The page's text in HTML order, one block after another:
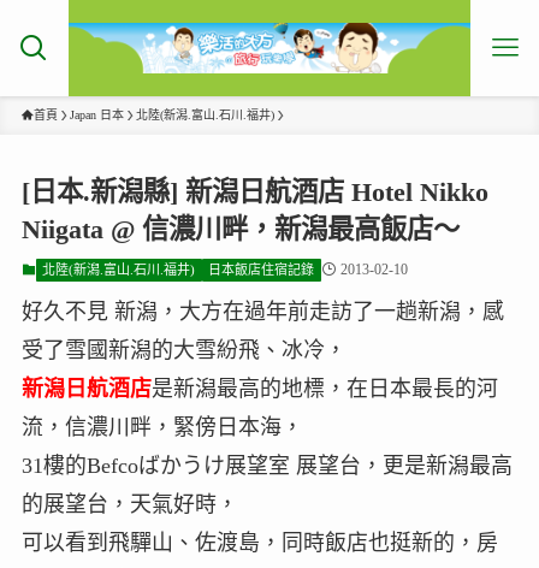
首頁 Japan 日本 北陸(新潟.富山.石川.福井)
[日本.新潟縣] 新潟日航酒店 Hotel Nikko
Niigata @ 信濃川畔，新潟最高飯店～
北陸(新潟.富山.石川.福井) 日本飯店住宿記錄 2013-02-10
好久不見 新潟，大方在過年前走訪了一趟新潟，感
受了雪國新潟的大雪紛飛、冰冷，
新潟日航酒店是新潟最高的地標，在日本最長的河
流，信濃川畔，緊傍日本海，
31樓的Befcoばかうけ展望室 展望台，更是新潟最高
的展望台，天氣好時，
可以看到飛驒山、佐渡島，同時飯店也挺新的，房